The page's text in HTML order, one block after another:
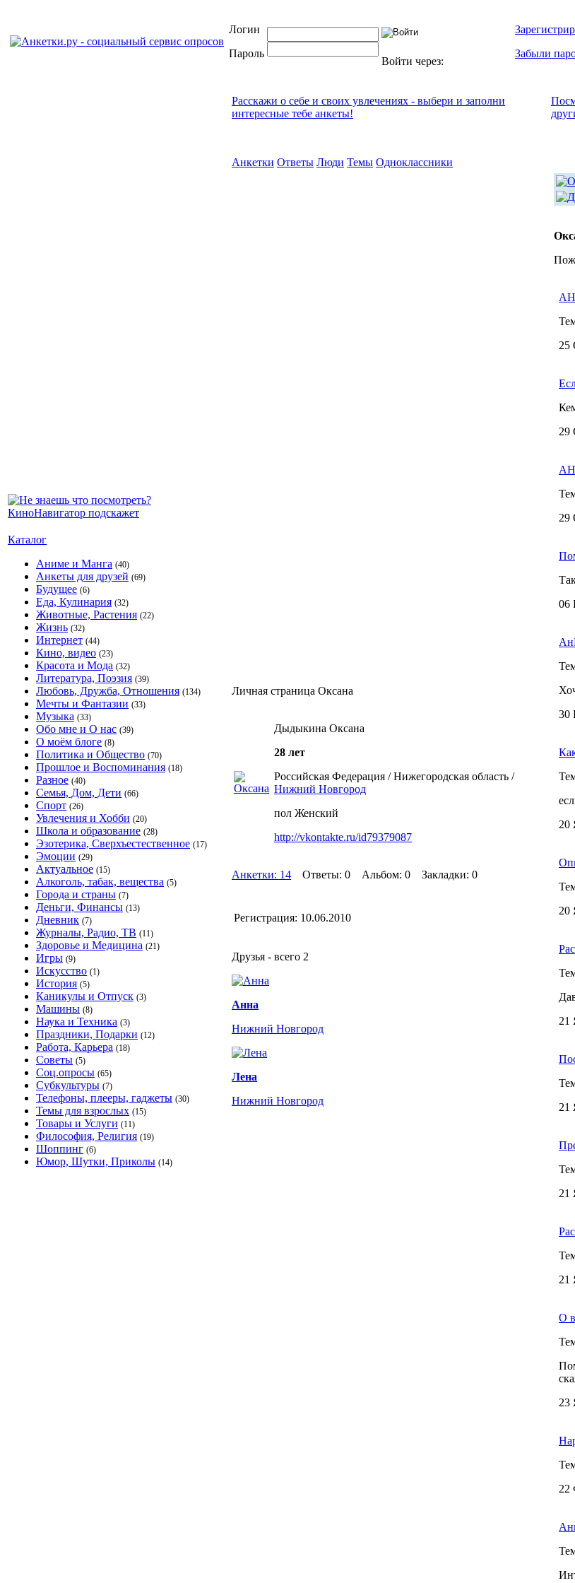
Логин
Пароль
Войти через:
Забыли
Каталог
Аниме и Манга (40)
Анкеты для друзей (69)
Будущее (6)
Еда, Кулинария (32)
Животные, Растения (22)
Жизнь (32)
Интернет (44)
Кино, видео (23)
Красота и Мода (32)
Литература, Поэзия (39)
Любовь, Дружба, Отношения (134)
Мечты и Фантазии (33)
Музыка (33)
Обо мне и О нас (39)
О моём блоге (8)
Политика и Общество (70)
Прошлое и Воспоминания (18)
Разное (40)
Семья, Дом, Дети (66)
Спорт (26)
Увлечения и Хобби (20)
Школа и образование (28)
Эзотерика, Сверхъестественное (17)
Эмоции (29)
Актуальное (15)
Алкоголь, табак, вещества (5)
Города и страны (7)
Деньги, Финансы (13)
Дневник (7)
Журналы, Радио, ТВ (11)
Здоровье и Медицина (21)
Игры (9)
Искусство (1)
История (5)
Каникулы и Отпуск (3)
Машины (8)
Наука и Техника (3)
Праздники, Подарки (12)
Работа, Карьера (18)
Советы (5)
Соц.опросы (65)
Субкультуры (7)
Телефоны, плееры, гаджеты (30)
Темы для взрослых (15)
Товары и Услуги (11)
Философия, Религия (19)
Шоппинг (6)
Юмор, Шутки, Приколы (14)
Расскажи о себе и своих увлечениях - выбери и заполни
интересные тебе анкеты!
Анкетки Ответы Люди Темы Одноклассники
Личная страница Oксана
Дыдыкина Oксана
28 лет
Российская Федерация / Нижегородская область /
Нижний Новгород
пол Женский
http://vkontakte.ru/id79379087
Анкетки: 14 Ответы: 0 Альбом: 0 Закладки: 0
Регистрация: 10.06.2010
Друзья - всего 2
Анна
Нижний Новгород
Лена
Нижний Новгород
25
29
29
06
30
20
20
21
21
21
21
О
23
22